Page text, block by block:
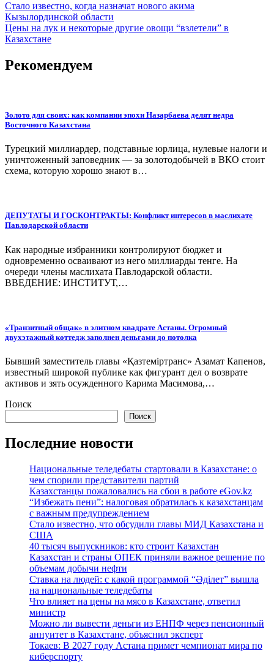
Навигация
по
записям
Стало известно, когда назначат нового акима
Кызылординской области
Цены на лук и некоторые другие овощи “взлетели” в
Казахстане
Рекомендуем
Золото для своих: как компании эпохи Назарбаева делят недра
Восточного Казахстана
Турецкий миллиардер, подставные юрлица, нулевые налоги и
уничтоженный заповедник — за золотодобычей в ВКО стоит
схема, которую хорошо знают в…
ДЕПУТАТЫ И ГОСКОНТРАКТЫ: Конфликт интересов в маслихате
Павлодарской области
Как народные избранники контролируют бюджет и
одновременно осваивают из него миллиарды тенге. На
очереди члены маслихата Павлодарской области.
ВВЕДЕНИЕ: ИНСТИТУТ,…
«Транзитный общак» в элитном квадрате Астаны. Огромный
двухэтажный коттедж заполнен деньгами до потолка
Бывший заместитель главы «Қазтеміртранс» Азамат Капенов,
известный широкой публике как фигурант дел о возврате
активов и зять осужденного Карима Масимова,…
Поиск
Поиск
Последние новости
Национальные теледебаты стартовали в Казахстане: о
чем спорили представители партий
Казахстанцы пожаловались на сбои в работе eGov.kz
“Избежать пени”: налоговая обратилась к казахстанцам
с важным предупреждением
Стало известно, что обсудили главы МИД Казахстана и
США
40 тысяч выпускников: кто строит Казахстан
Казахстан и страны ОПЕК приняли важное решение по
объемам добычи нефти
Ставка на людей: с какой программой “Әділет” вышла
на национальные теледебаты
Что влияет на цены на мясо в Казахстане, ответил
министр
Можно ли вывести деньги из ЕНПФ через пенсионный
аннуитет в Казахстане, объяснил эксперт
Токаев: В 2027 году Астана примет чемпионат мира по
киберспорту